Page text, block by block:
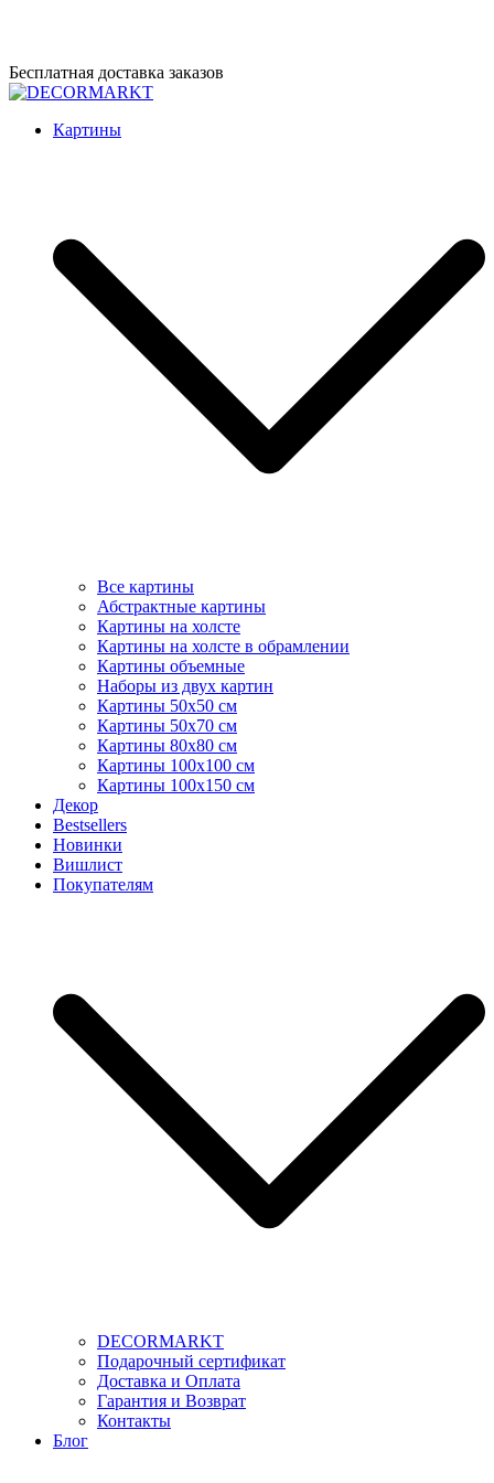
Перейти
к
Бесплатная доставка заказов
DECORMARKT
Картины для интерьера ручной работы
Картины
Все картины
Абстрактные картины
Картины на холсте
Картины на холсте в обрамлении
Картины объемные
Наборы из двух картин
Картины 50х50 см
Картины 50х70 см
Картины 80х80 см
Картины 100х100 см
Картины 100х150 см
Декор
Bestsellers
Новинки
Вишлист
Покупателям
DECORMARKT
Подарочный сертификат
Доставка и Оплата
Гарантия и Возврат
Контакты
Блог